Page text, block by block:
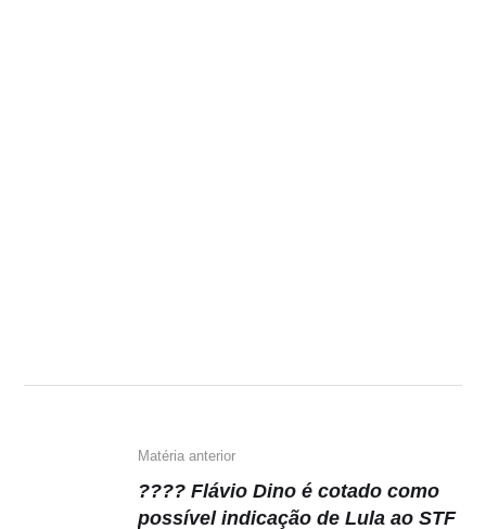
Matéria anterior
???? Flávio Dino é cotado como
possível indicação de Lula ao STF